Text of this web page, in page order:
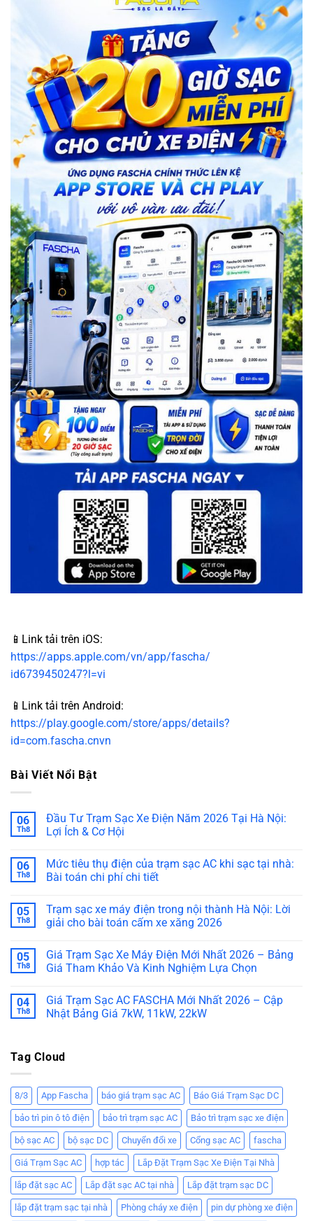
📱Link tải trên iOS:
https://apps.apple.com/vn/app/fascha/
id6739450247?l=vi
📱Link tải trên Android:
https://play.google.com/store/apps/details?
id=com.fascha.cnvn
Bài Viết Nổi Bật
06
Th8
Đầu Tư Trạm Sạc Xe Điện Năm 2026 Tại Hà Nội:
Lợi Ích & Cơ Hội
06
Th8
Mức tiêu thụ điện của trạm sạc AC khi sạc tại nhà:
Bài toán chi phí chi tiết
05
Th8
Trạm sạc xe máy điện trong nội thành Hà Nội: Lời
giải cho bài toán cấm xe xăng 2026
05
Th8
Giá Trạm Sạc Xe Máy Điện Mới Nhất 2026 – Bảng
Giá Tham Khảo Và Kinh Nghiệm Lựa Chọn
04
Th8
Giá Trạm Sạc AC FASCHA Mới Nhất 2026 – Cập
Nhật Bảng Giá 7kW, 11kW, 22kW
Tag Cloud
8/3 App Fascha báo giá trạm sạc AC Báo Giá Trạm Sạc DC
bảo trì pin ô tô điện bảo trì trạm sạc AC Bảo trì trạm sạc xe điện
bộ sạc AC bộ sạc DC Chuyển đổi xe Cổng sạc AC fascha
Giá Trạm Sạc AC hợp tác Lắp Đặt Trạm Sạc Xe Điện Tại Nhà
lắp đặt sạc AC Lắp đặt sạc AC tại nhà Lắp đặt trạm sạc DC
lắp đặt trạm sạc tại nhà Phòng cháy xe điện pin dự phòng xe điện